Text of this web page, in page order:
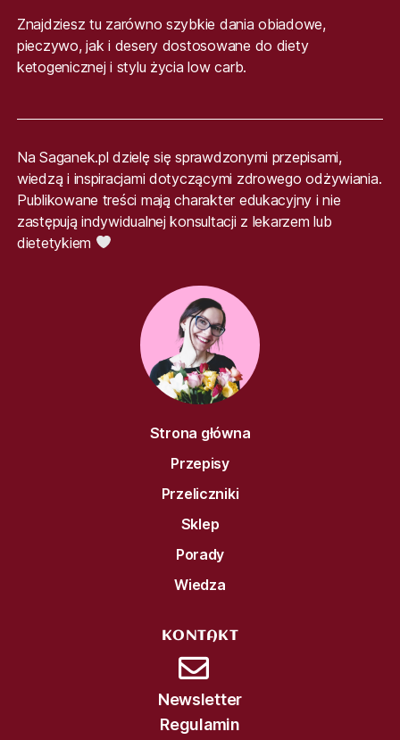
Znajdziesz tu zarówno szybkie dania obiadowe,
pieczywo, jak i desery dostosowane do diety
ketogenicznej i stylu życia low carb.
Na Saganek.pl dzielę się sprawdzonymi przepisami,
wiedzą i inspiracjami dotyczącymi zdrowego odżywiania.
Publikowane treści mają charakter edukacyjny i nie
zastępują indywidualnej konsultacji z lekarzem lub
dietetykiem
Strona główna
Przepisy
Przeliczniki
Sklep
Porady
Wiedza
KONTAKT
Newsletter
Regulamin